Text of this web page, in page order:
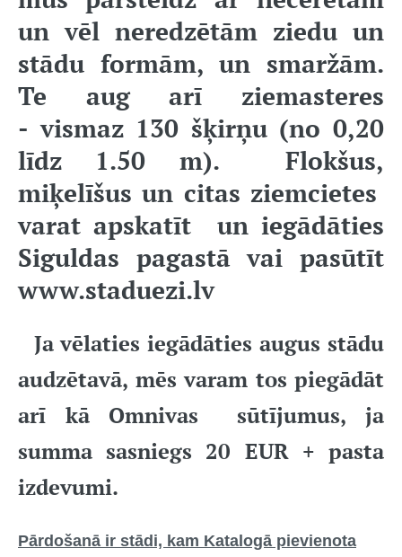
un vēl neredzētām ziedu un
stādu formām, un smaržām.
Te aug arī ziemasteres
-vismaz 130 šķirņu (no 0,20
līdz 1.50 m). Flokšus,
miķelīšus un citas ziemcietes
varat apskatīt un iegādāties
Siguldas pagastā vai pasūtīt
www.staduezi.lv
Ja vēlaties iegādāties augus stādu
audzētavā, mēs varam tos piegādāt
arī kā Omnivas sūtījumus, ja
summa sasniegs 20 EUR + pasta
izdevumi.
Pārdošanā ir stādi, kam Katalogā pievienota